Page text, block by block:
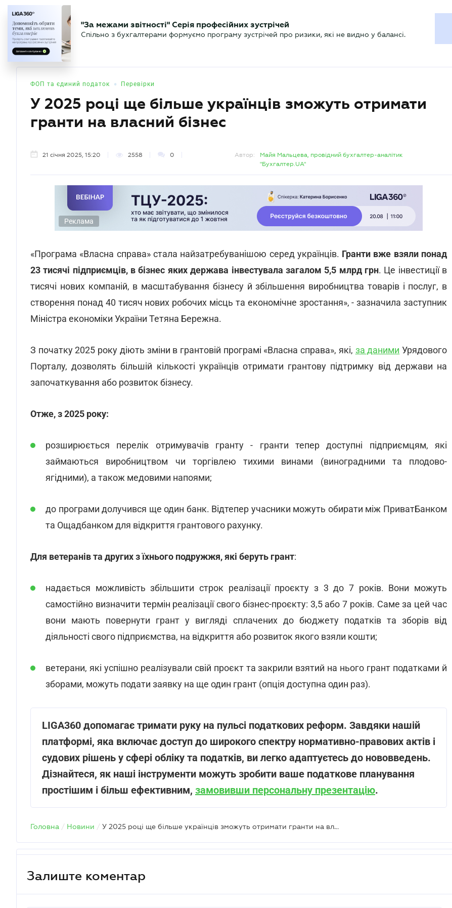
БУХГАЛТЕР Новини Аналітика Календар Актуально
"За межами звітності" Серія професійних зустрічей
Спільно з бухгалтерами формуємо програму зустрічей про ризики, які не видно у балансі.
ФОП та єдиний податок • Перевірки
У 2025 році ще більше українців зможуть отримати
гранти на власний бізнес
21 січня 2025, 15:20 2558 0 Автор:
Майя Мальцева, провідний бухгалтер-аналітик
"Бухгалтер.UA"
Реклама
«Програма «Власна справа» стала найзатребуванішою серед українців. Гранти вже взяли понад
23 тисячі підприємців, в бізнес яких держава інвестувала загалом 5,5 млрд грн. Це інвестиції в
тисячі нових компаній, в масштабування бізнесу й збільшення виробництва товарів і послуг, в
створення понад 40 тисяч нових робочих місць та економічне зростання», - зазначила заступник
Міністра економіки України Тетяна Бережна.
З початку 2025 року діють зміни в грантовій програмі «Власна справа», які, за даними Урядового
Порталу, дозволять більшій кількості українців отримати грантову підтримку від держави на
започаткування або розвиток бізнесу.
Отже, з 2025 року:
розширюється перелік отримувачів гранту - гранти тепер доступні підприємцям, які
займаються виробництвом чи торгівлею тихими винами (виноградними та плодово-
ягідними), а також медовими напоями;
до програми долучився ще один банк. Відтепер учасники можуть обирати між ПриватБанком
та Ощадбанком для відкриття грантового рахунку.
Для ветеранів та других з їхнього подружжя, які беруть грант:
надається можливість збільшити строк реалізації проєкту з 3 до 7 років. Вони можуть
самостійно визначити термін реалізації свого бізнес-проєкту: 3,5 або 7 років. Саме за цей час
вони мають повернути грант у вигляді сплачених до бюджету податків та зборів від
діяльності свого підприємства, на відкриття або розвиток якого взяли кошти;
ветерани, які успішно реалізували свій проєкт та закрили взятий на нього грант податками й
зборами, можуть подати заявку на ще один грант (опція доступна один раз).
LIGA360 допомагає тримати руку на пульсі податкових реформ. Завдяки нашій
платформі, яка включає доступ до широкого спектру нормативно-правових актів і
судових рішень у сфері обліку та податків, ви легко адаптуєтесь до нововведень.
Дізнайтеся, як наші інструменти можуть зробити ваше податкове планування
простішим і більш ефективним, замовивши персональну презентацію.
Головна / Новини / У 2025 році ще більше українців зможуть отримати гранти на власний бізнес
Залиште коментар